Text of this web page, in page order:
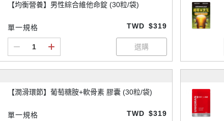
【均衡營養】男性綜合維他命錠 (30粒/袋)
單一規格 TWD $319
【潤滑環節】葡萄糖胺+軟骨素 膠囊 (30粒/袋)
單一規格 TWD $319